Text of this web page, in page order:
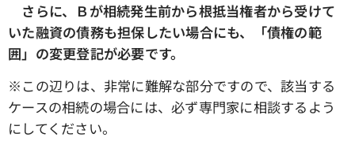
さらに、Ｂが相続発生前から根抵当権者から受けて
いた融資の債務も担保したい場合にも、「債権の範
囲」の変更登記が必要です。
※この辺りは、非常に難解な部分ですので、該当する
ケースの相続の場合には、必ず専門家に相談するよう
にしてください。